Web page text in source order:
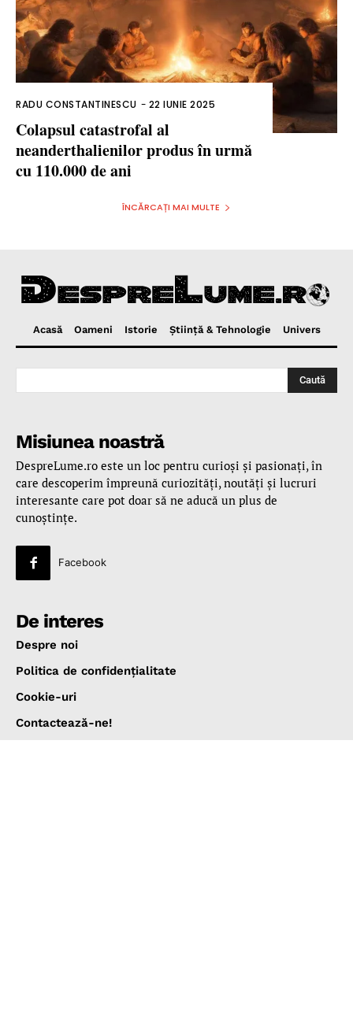
RADU CONSTANTINESCU - 22 IUNIE 2025
Colapsul catastrofal al
neanderthalienilor produs în urmă
cu 110.000 de ani
ÎNCĂRCAȚI MAI MULTE
Acasă Oameni Istorie Ştiinţă & Tehnologie Univers
Caută
Misiunea noastră
DespreLume.ro este un loc pentru curioşi şi pasionaţi, în
care descoperim împreună curiozităţi, noutăţi şi lucruri
interesante care pot doar să ne aducă un plus de
cunoştinţe.
Facebook
De interes
Despre noi
Politica de confidenţialitate
Cookie-uri
Contactează-ne!